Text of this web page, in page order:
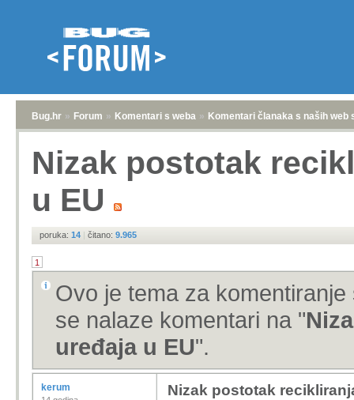
Bug.hr » Forum » Komentari s weba » Komentari članaka s naših web
Nizak postotak
u EU
poruka: 14 | čitano: 9.965
1
Ovo je tema za
se nalaze komentari na "
uređaja u EU".
kerum
Nizak postotak